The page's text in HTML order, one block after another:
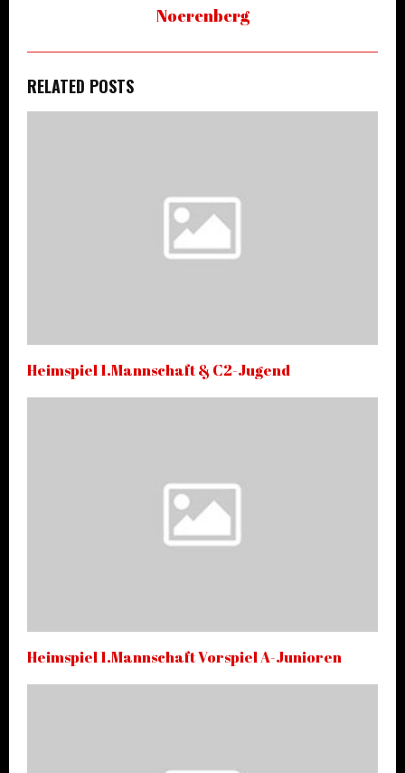
Noerenberg
RELATED POSTS
Heimspiel 1.Mannschaft & C2-Jugend
Heimspiel 1.Mannschaft Vorspiel A-Junioren